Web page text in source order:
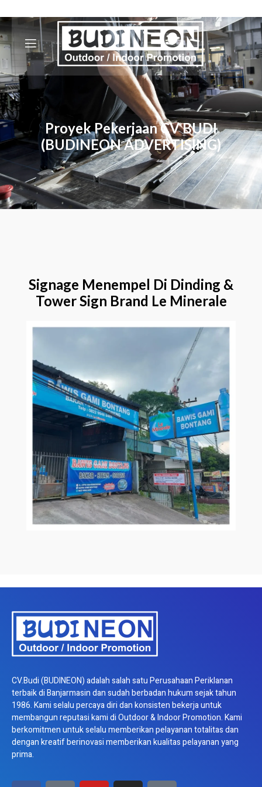
Proyek Pekerjaan CV BUDI
(BUDINEON ADVERTISING)
Signage Menempel Di Dinding &
Tower Sign Brand Le Minerale
CV.Budi (BUDINEON) adalah salah satu Perusahaan Periklanan
terbaik di Banjarmasin dan sudah berbadan hukum sejak tahun
1986. Kami selalu percaya diri dan konsisten bekerja untuk
membangun reputasi kami di Outdoor & Indoor Promotion. Kami
berkomitmen untuk selalu memberikan pelayanan totalitas dan
dengan kreatif berinovasi memberikan kualitas pelayanan yang
prima.